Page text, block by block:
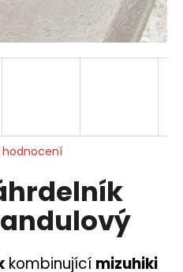
hodnocení
kombinující mizuhiki